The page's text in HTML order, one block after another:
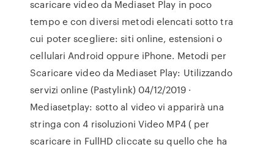
scaricare video da Mediaset Play in poco
tempo e con diversi metodi elencati sotto tra
cui poter scegliere: siti online, estensioni o
cellulari Android oppure iPhone. Metodi per
Scaricare video da Mediaset Play: Utilizzando
servizi online (Pastylink) 04/12/2019 ·
Mediasetplay: sotto al video vi apparirà una
stringa con 4 risoluzioni Video MP4 ( per
scaricare in FullHD cliccate su quello che ha